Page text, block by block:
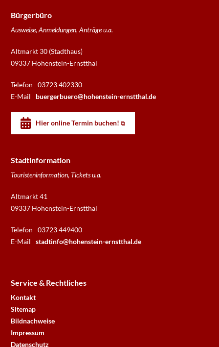
Bürgerbüro
Ausweise, Anmeldungen, Anträge u.a.
Altmarkt 30 (Stadthaus)
09337 Hohenstein-Ernstthal
Telefon
03723 402330
E-Mail
buergerbuero@hohenstein-ernstthal.de
Hier online Termin buchen!
Stadtinformation
Touristeninformation, Tickets u.a.
Altmarkt 41
09337 Hohenstein-Ernstthal
Telefon
03723 449400
E-Mail
stadtinfo@hohenstein-ernstthal.de
Service & Rechtliches
Kontakt
Sitemap
Bildnachweise
Impressum
Datenschutz